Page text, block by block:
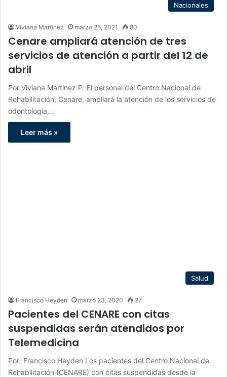
Nacionales
Viviana Martinez marzo 25, 2021 80
Cenare ampliará atención de tres
servicios de atención a partir del 12 de
abril
Por Viviana Martínez P. El personal del Centro Nacional de
Rehabilitación, Cenare, ampliará la atención de los servicios de
odontología,…
Leer más »
Salud
Francisco Heyden marzo 23, 2020 27
Pacientes del CENARE con citas
suspendidas serán atendidos por
Telemedicina
Por: Francisco Heyden Los pacientes del Centro Nacional de
Rehabilitación (CENARE) con citas suspendidas desde la